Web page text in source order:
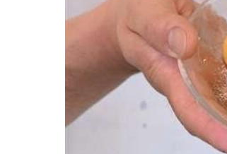
まつり・イベント
おみやげ・特産
道の駅・産直
アウトドア・レジャー